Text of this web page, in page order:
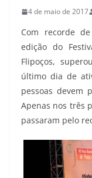
4 de maio de 2017
Com recorde
edição do
Flipoços,
último dia de
pessoas devem
Apenas nos três
passaram pelo